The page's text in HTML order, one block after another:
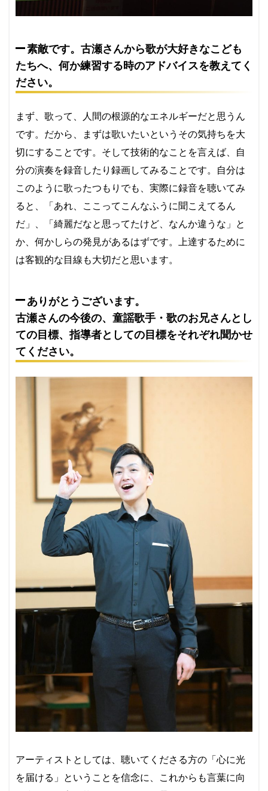
素敵です。古瀬さんから歌が大好きなこども
たちへ、何か練習する時のアドバイスを教えてく
ださい。
まず、歌って、人間の根源的なエネルギーだと思うん
です。だから、まずは歌いたいというその気持ちを大
切にすることです。そして技術的なことを言えば、自
分の演奏を録音したり録画してみることです。自分は
このように歌ったつもりでも、実際に録音を聴いてみ
ると、「あれ、ここってこんなふうに聞こえてるん
だ」、「綺麗だなと思ってたけど、なんか違うな」と
か、何かしらの発見があるはずです。上達するために
は客観的な目線も大切だと思います。
ありがとうございます。
古瀬さんの今後の、童謡歌手・歌のお兄さんとし
ての目標、指導者としての目標をそれぞれ聞かせ
てください。
アーティストとしては、聴いてくださる方の「心に光
を届ける」ということを信念に、これからも言葉に向